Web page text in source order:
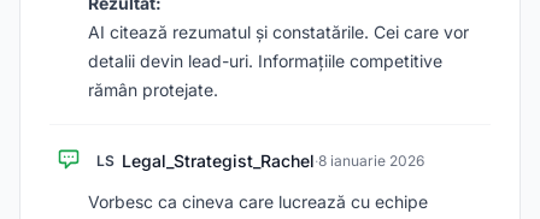
AI citează rezumatul și constatările. Cei care vor
detalii devin lead-uri. Informațiile competitive
rămân protejate.
LS Legal_Strategist_Rachel·8 ianuarie 2026
Vorbesc ca cineva care lucrează cu echipe